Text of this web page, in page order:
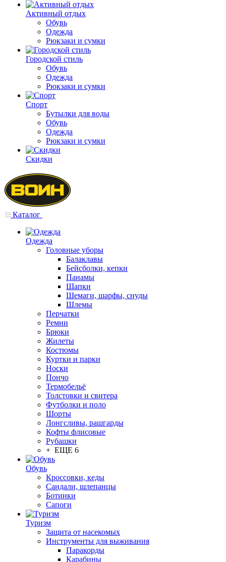
Активный отдых
Обувь
Одежда
Рюкзаки и сумки
Городской стиль
Обувь
Одежда
Рюкзаки и сумки
Спорт
Бутылки для воды
Обувь
Одежда
Рюкзаки и сумки
Скидки
Каталог
Одежда
Головные уборы
Балаклавы
Бейсболки, кепки
Панамы
Шапки
Шемаги, шарфы, снуды
Шлемы
Перчатки
Ремни
Брюки
Жилеты
Костюмы
Куртки и парки
Носки
Пончо
Термобельё
Толстовки и свитера
Футболки и поло
Шорты
Лонгсливы, рашгарды
Кофты флисовые
Рубашки
+ ЕЩЕ 6
Обувь
Кроссовки, кеды
Сандали, шлепанцы
Ботинки
Сапоги
Туризм
Защита от насекомых
Инструменты для выживания
Паракорды
Карабины